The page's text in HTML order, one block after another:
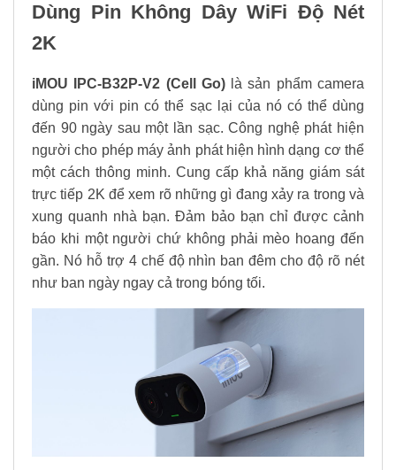
Dùng Pin Không Dây WiFi Độ Nét
2K
iMOU IPC-B32P-V2 (Cell Go)là sản phẩm camera
dùng pin với pin có thể sạc lại của nó có thể dùng
đến 90 ngày sau một lần sạc. Công nghệ phát hiện
người cho phép máy ảnh phát hiện hình dạng cơ thể
một cách thông minh. Cung cấp khả năng giám sát
trực tiếp 2K để xem rõ những gì đang xảy ra trong và
xung quanh nhà bạn. Đảm bảo bạn chỉ được cảnh
báo khi một người chứ không phải mèo hoang đến
gần. Nó hỗ trợ 4 chế độ nhìn ban đêm cho độ rõ nét
như ban ngày ngay cả trong bóng tối.